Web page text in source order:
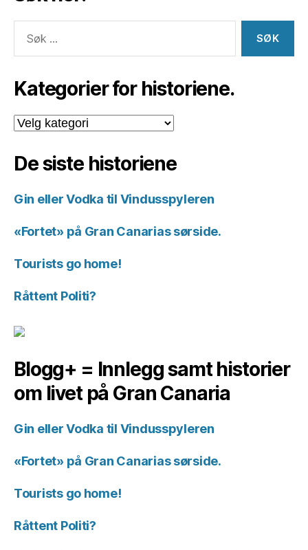
etter:
Kategorier for historiene.
Kategorier
for
De siste historiene
Gin eller Vodka til Vindusspyleren
«Fortet» på Gran Canarias sørside.
Tourists go home!
Råttent Politi?
Blogg+ = Innlegg samt historier
om livet på Gran Canaria
Gin eller Vodka til Vindusspyleren
«Fortet» på Gran Canarias sørside.
Tourists go home!
Råttent Politi?